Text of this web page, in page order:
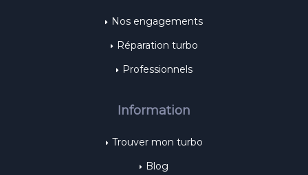
Nos engagements
Réparation turbo
Professionnels
Information
Trouver mon turbo
Blog